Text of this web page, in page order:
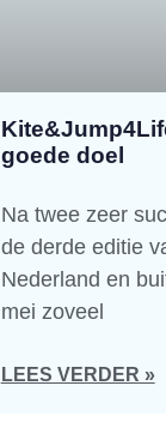
goede doel
Na twee zeer
de derde editie
Nederland en
mei zoveel
LEES VERDER »